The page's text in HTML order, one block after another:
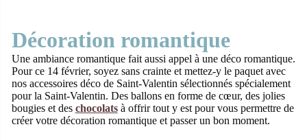
Décoration romantique
Une ambiance romantique fait aussi appel à une déco romantique.
Pour ce 14 février, soyez sans crainte et mettez-y le paquet avec
nos accessoires déco de Saint-Valentin sélectionnés spécialement
pour la Saint-Valentin. Des ballons en forme de cœur, des jolies
bougies et des chocolatsà offrir tout y est pour vous permettre de
créer votre décoration romantique et passer un bon moment.